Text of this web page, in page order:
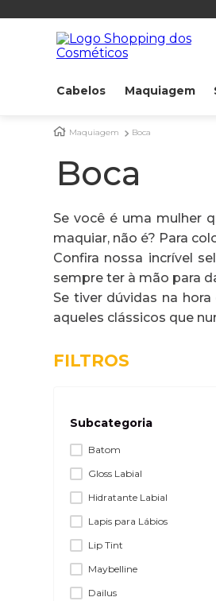
Cabelos Maquiagem
Maquiagem Boca
Boca
Se você é uma mulher
maquiar, não é? Para
Confira nossa incrível
sempre ter à mão para
Se tiver dúvidas na
aqueles clássicos que
FILTROS
Subcategoria
Batom
Gloss Labial
Hidratante Labial
Lapis para Lábios
Lip Tint
Maybelline
Dailus